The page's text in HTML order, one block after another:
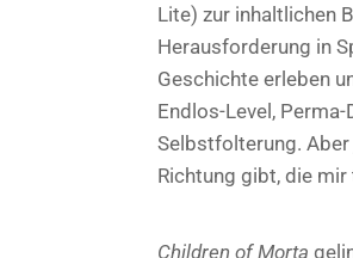
Lite) zur inhaltlichen
Herausforderung in
Geschichte erleben
Endlos-Level,
Selbstfolterung.
Richtung gibt, die
Children of Morta